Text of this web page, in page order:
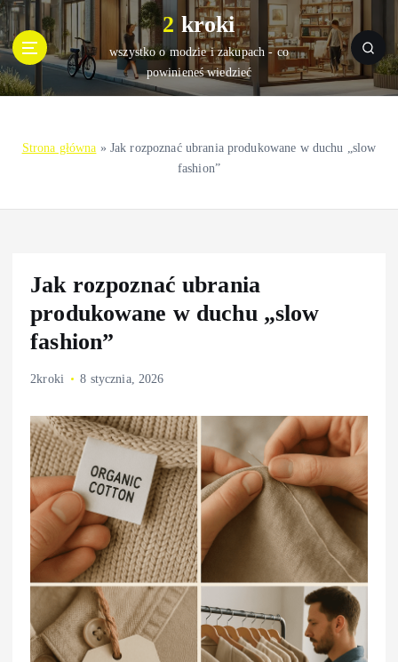
S
k
i
p
t
e
2 kroki
wszystko o modzie i zakupach - co
powinieneś wiedzieć
Strona główna » Jak rozpoznać ubrania produkowane w duchu „slow
fashion”
Jak rozpoznać ubrania
produkowane w duchu „slow
fashion”
2kroki 8 stycznia, 2026